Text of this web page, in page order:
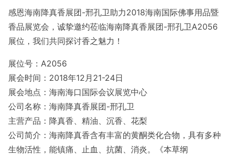
感恩海南降真香展团-邢孔卫助力2018海南国际佛事用品暨
香品展览会，诚挚邀约莅临海南降真香展团-邢孔卫A2056
展位，我们共同探讨香之魅力！
展位号：A2056
展会时间：2018年12月21-24日
展会地点：海南海口国际会议展览中心
公司名称：海南降真香展团-邢孔卫
主营产品：降真香、精油、沉香、花梨
公司简介：海南降真香含有丰富的黄酮类化合物，具有多种
生物活性，能镇痛、止血、抗菌、消炎。《本草纲